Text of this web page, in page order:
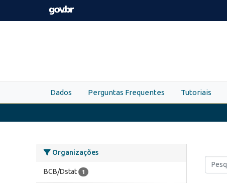
Skip to main content
Dados Perguntas Frequentes Tutoriais
Organizações
BCB/Dstat 1